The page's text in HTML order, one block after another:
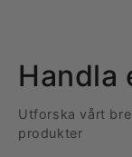
Handla
Utforska vårt
produkter